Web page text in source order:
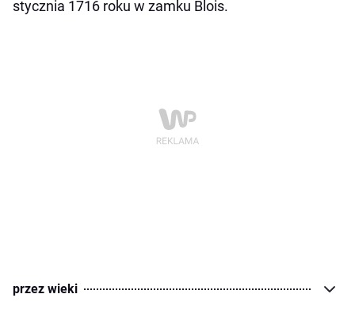
stycznia 1716 roku w zamku Blois.
przez wieki